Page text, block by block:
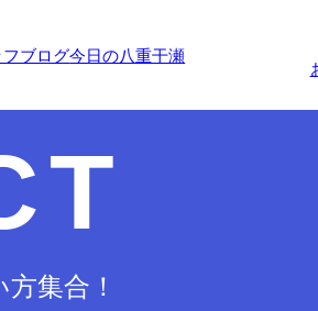
フブログ今日の八重干瀬
集合！